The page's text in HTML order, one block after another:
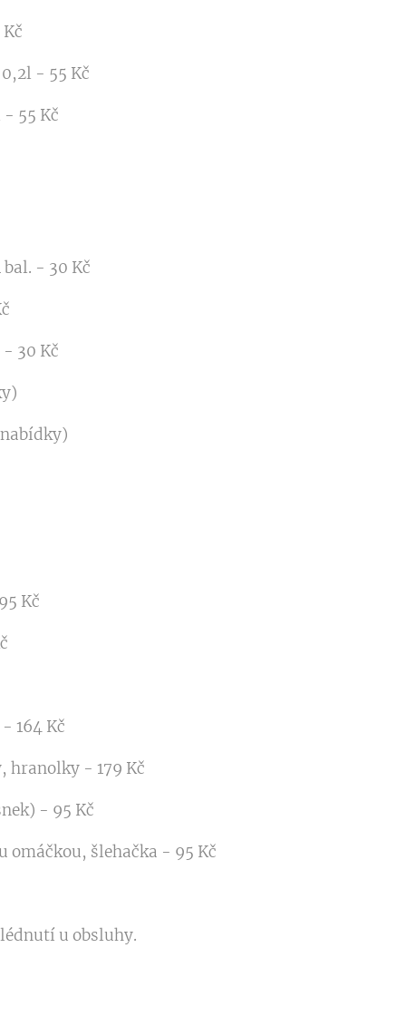
- 55 Kč
55 Kč
- 30 Kč
- 30 Kč
Kč
164 Kč
hranolky - 179 Kč
- 95 Kč
omáčkou, šlehačka - 95 Kč
u obsluhy.